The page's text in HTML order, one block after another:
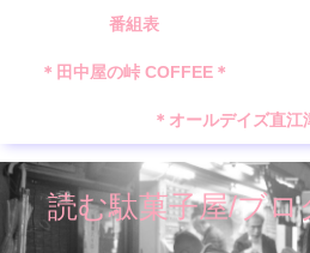
読む駄菓子屋/ブロ
番組表
＊田中屋の峠 COFFEE＊
＊オールデイズ直江